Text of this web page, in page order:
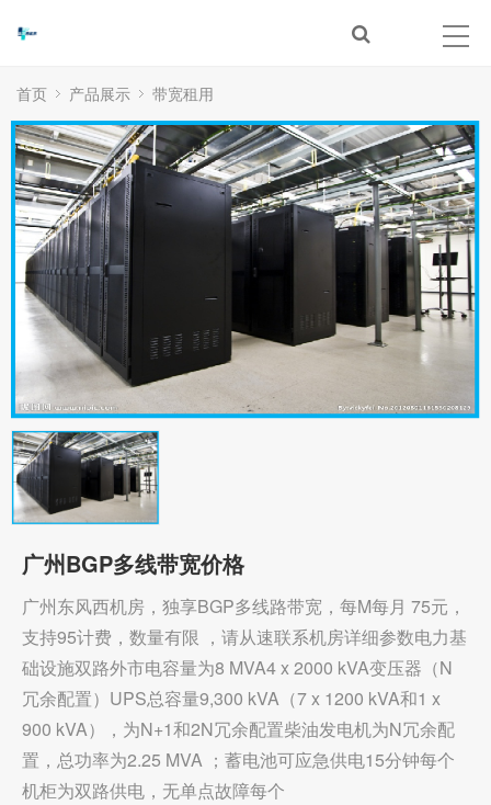
首页 产品展示 带宽租用
广州BGP多线带宽价格
广州东风西机房，独享BGP多线路带宽，每M每月 75元，
支持95计费，数量有限 ，请从速联系机房详细参数电力基
础设施双路外市电容量为8 MVA4 x 2000 kVA变压器（N
冗余配置）UPS总容量9,300 kVA（7 x 1200 kVA和1 x
900 kVA），为N+1和2N冗余配置柴油发电机为N冗余配
置，总功率为2.25 MVA ；蓄电池可应急供电15分钟每个
机柜为双路供电，无单点故障每个